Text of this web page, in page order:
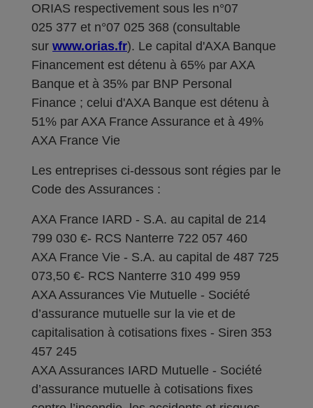
ORIAS respectivement sous les n°07
025 377 et n°07 025 368 (consultable
sur www.orias.fr). Le capital d'AXA Banque
Financement est détenu à 65% par AXA
Banque et à 35% par BNP Personal
Finance ; celui d'AXA Banque est détenu à
51% par AXA France Assurance et à 49%
AXA France Vie
Les entreprises ci-dessous sont régies par le
Code des Assurances :
AXA France IARD - S.A. au capital de 214
799 030 €- RCS Nanterre 722 057 460
AXA France Vie - S.A. au capital de 487 725
073,50 €- RCS Nanterre 310 499 959
AXA Assurances Vie Mutuelle - Société
d’assurance mutuelle sur la vie et de
capitalisation à cotisations fixes - Siren 353
457 245
AXA Assurances IARD Mutuelle - Société
d’assurance mutuelle à cotisations fixes